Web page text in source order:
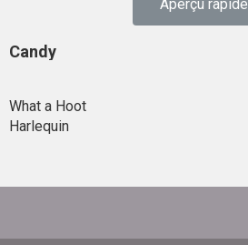
Aperçu rapide
Candy
What a Hoot
Harlequin